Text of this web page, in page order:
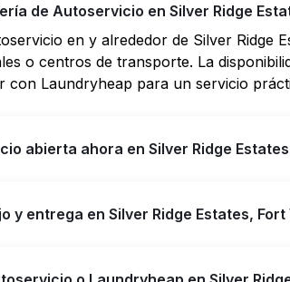
de Autoservicio en Silver Ridge
en y alrededor de Silver Ridge
o centros de transporte. La
con Laundryheap para un servicio
abierta ahora en Silver Ridge
ayudarte a encontrar rápidamente la
y entrega en Silver Ridge Estates, Fort